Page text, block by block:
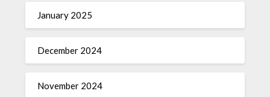
January 2025
December 2024
November 2024